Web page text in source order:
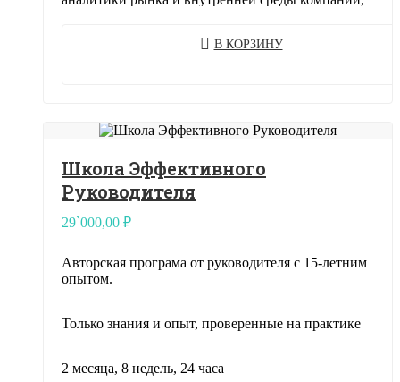
В КОРЗИНУ
Школа Эффективного
Руководителя
29`000,00 ₽
Авторская програма от руководителя с 15-летним
опытом.
Только знания и опыт, проверенные на практике
2 месяца, 8 недель, 24 часа